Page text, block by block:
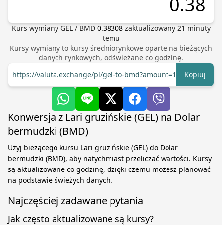
Kurs wymiany GEL/ BMD 0.38308 zaktualizowany 21 minuty
temu
Kursy wymiany to kursy średniorynkowe oparte na bieżących
danych rynkowych, odświeżane co godzinę.
https://valuta.exchange/pl/gel-to-bmd?amount=1
Kopiuj
Konwersja z Lari gruzińskie (GEL) na Dolar
bermudzki (BMD)
Użyj bieżącego kursu Lari gruzińskie (GEL) do Dolar
bermudzki (BMD), aby natychmiast przeliczać wartości. Kursy
są aktualizowane co godzinę, dzięki czemu możesz planować
na podstawie świeżych danych.
Najczęściej zadawane pytania
Jak często aktualizowane są kursy?